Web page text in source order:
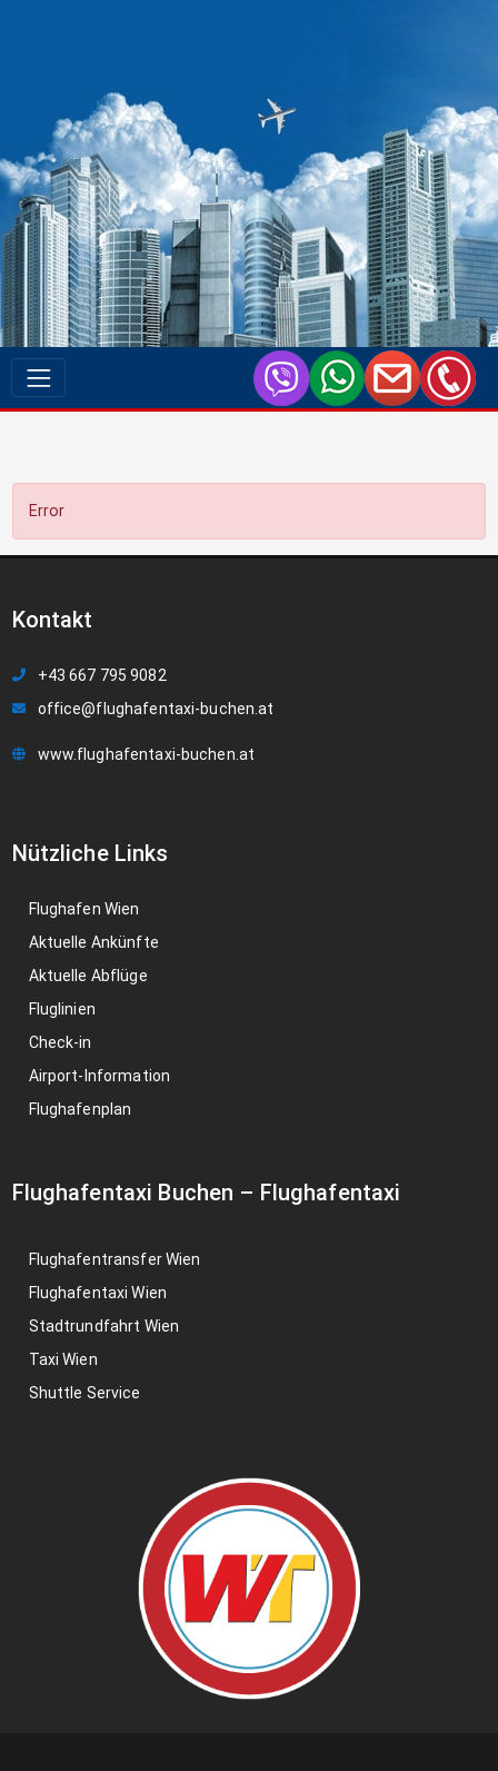
Error
Kontakt
+43 667 795 9082
office@flughafentaxi-buchen.at
www.flughafentaxi-buchen.at
Nützliche Links
Flughafen Wien
Aktuelle Ankünfte
Aktuelle Abflüge
Fluglinien
Check-in
Airport-Information
Flughafenplan
Flughafentaxi Buchen – Flughafentaxi
Flughafentransfer Wien
Flughafentaxi Wien
Stadtrundfahrt Wien
Taxi Wien
Shuttle Service